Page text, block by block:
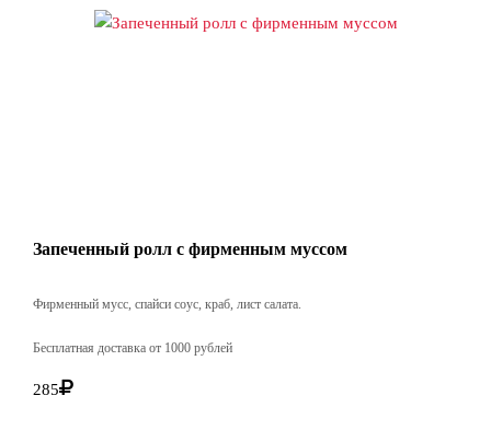
Запеченный ролл с фирменным муссом
Фирменный мусс, спайси соус, краб, лист салата.
Бесплатная доставка от 1000 рублей
285